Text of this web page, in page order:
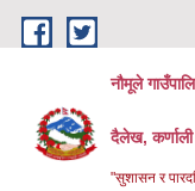
Skip to main content
नौमूले
दैलेख,
"सुशासन र